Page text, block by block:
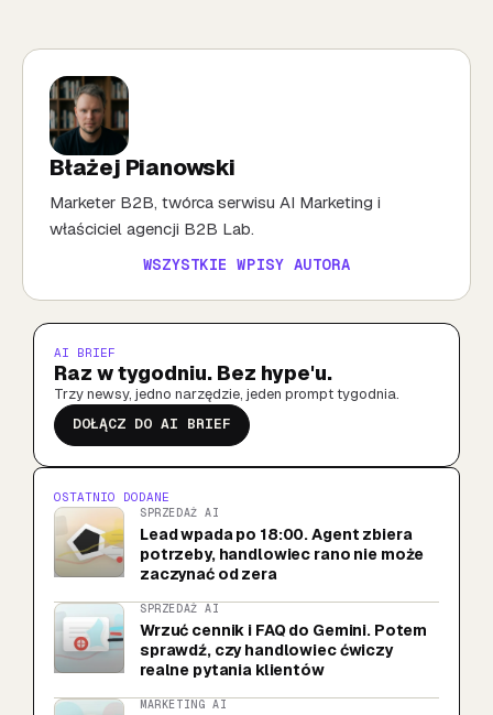
Błażej Pianowski
Marketer B2B, twórca serwisu AI Marketing i
właściciel agencji B2B Lab.
WSZYSTKIE WPISY AUTORA
AI BRIEF
Raz w tygodniu. Bez hype'u.
Trzy newsy, jedno narzędzie, jeden prompt tygodnia.
DOŁĄCZ DO AI BRIEF
OSTATNIO DODANE
SPRZEDAŻ AI
Lead wpada po 18:00. Agent zbiera
potrzeby, handlowiec rano nie może
zaczynać od zera
SPRZEDAŻ AI
Wrzuć cennik i FAQ do Gemini. Potem
sprawdź, czy handlowiec ćwiczy
realne pytania klientów
MARKETING AI